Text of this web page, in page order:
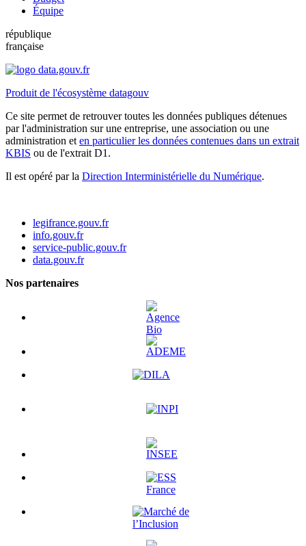
Équipe
république
française
Produit de l'écosystème datagouv
Ce site permet de retrouver toutes les données publiques détenues
par l'administration sur une entreprise, une association ou une
administration et en particulier les données contenues dans un extrait
KBIS ou de l'extrait D1.
Il est opéré par la Direction Interministérielle du Numérique.
legifrance.gouv.fr
info.gouv.fr
service-public.gouv.fr
data.gouv.fr
Nos partenaires